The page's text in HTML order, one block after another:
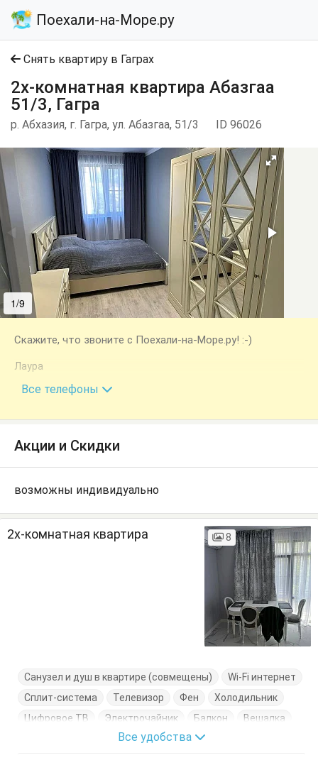
Поехали-на-Море.ру
Снять квартиру в Гаграх
2х-комнатная квартира Абазгаа
51/3, Гагра
р. Абхазия, г. Гагра, ул. Абазгаа, 51/3 ID 96026
1/9
Скажите, что звоните с Поехали-на-Море.ру! :-)
Лаура
+7 (940) 997-67-02
Все телефоны
Акции и Скидки
возможны индивидуально
2х-комнатная квартира 8
Санузел и душ в квартире (совмещены)
Wi-Fi интернет
Сплит-система
Телевизор Фен
Холодильник
Цифровое ТВ
Электрочайник Балкон
Вешалка
Комод
Кресло
Все удобства